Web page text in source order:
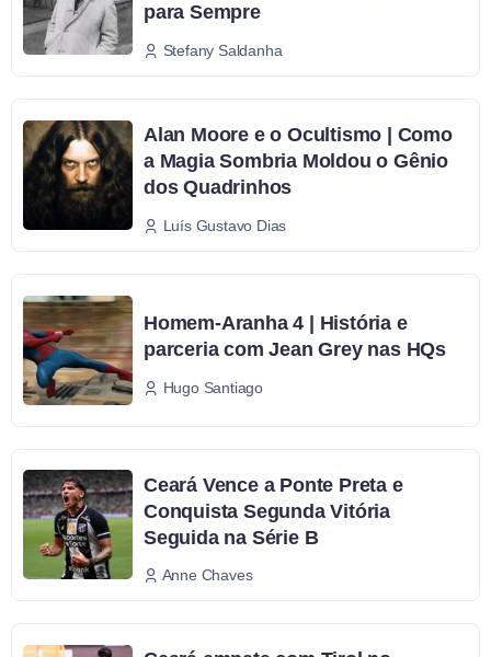
para Sempre
Stefany Saldanha
Alan Moore e o Ocultismo | Como
a Magia Sombria Moldou o Gênio
dos Quadrinhos
Luís Gustavo Dias
Homem-Aranha 4 | História e
parceria com Jean Grey nas HQs
Hugo Santiago
Ceará Vence a Ponte Preta e
Conquista Segunda Vitória
Seguida na Série B
Anne Chaves